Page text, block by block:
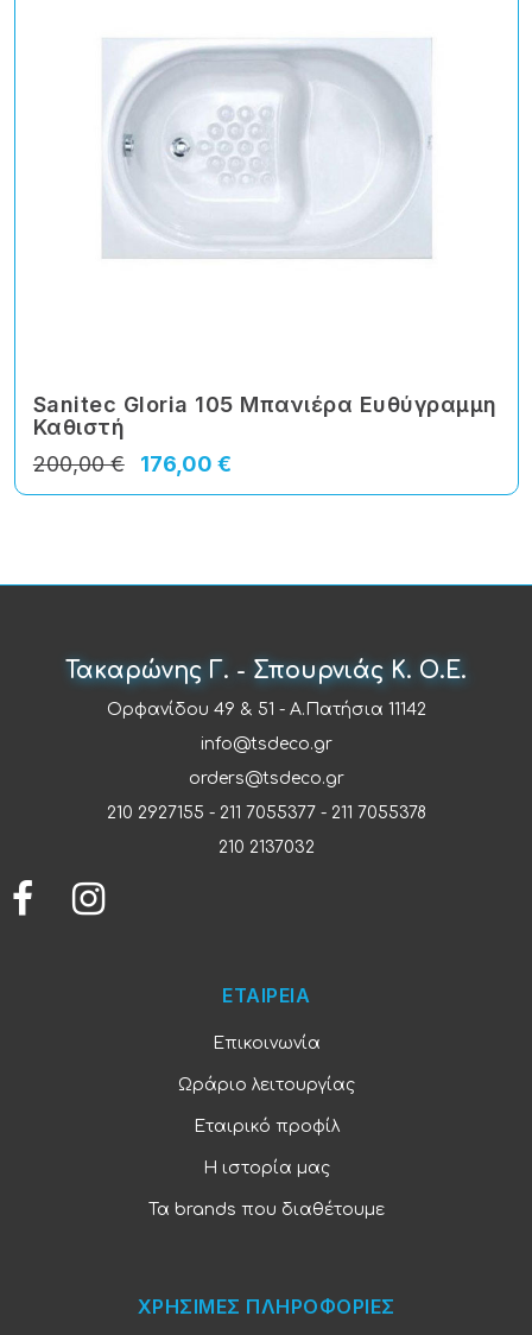
Sanitec Gloria 105 Μπανιέρα Ευθύγραμμη
Καθιστή
176,00 €
200,00 €
Τακαρώνης Γ. - Σπουρνιάς Κ. Ο.Ε.
Ορφανίδου 49 & 51 - Α.Πατήσια 11142
info@tsdeco.gr
orders@tsdeco.gr
210 2927155 - 211 7055377- 211 7055378
210 2137032
ΕΤΑΙΡΕΙΑ
Επικοινωνία
Ωράριο λειτουργίας
Εταιρικό προφίλ
Η ιστορία μας
Τα brands που διαθέτουμε
ΧΡΗΣΙΜΕΣ ΠΛΗΡΟΦΟΡΙΕΣ